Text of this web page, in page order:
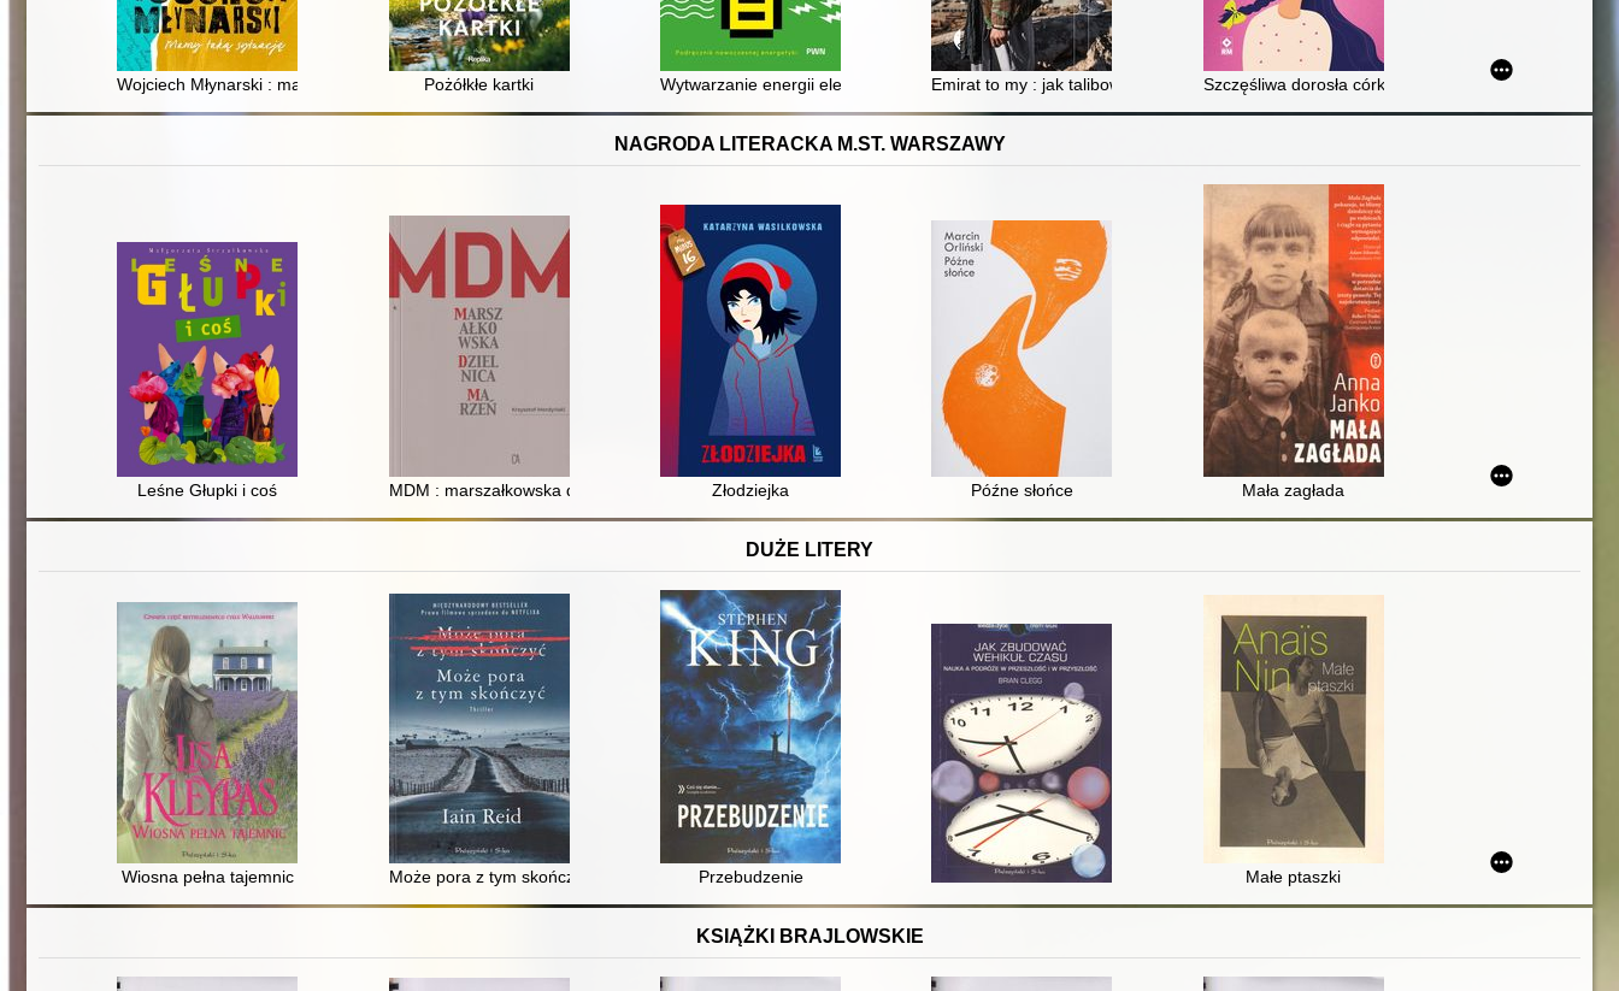
Wojciech Młynarski : mamy taką sytuacjęPożółkłe kartki Wytwarzanie energii elektrycznej i ciepła : podręcznik nowoczesnej energetyki
Emirat to my : jak talibowie odbijali AfganistanSzczęśliwa dorosła córka : uzdrawianie ran z
NAGRODA LITERACKA M.ST. WARSZAWY
Leśne Głupki i coś MDM : marszałkowska dzielnica marzeń Złodziejka Późne słońce Mała zagłada
DUŻE LITERY
Wiosna pełna tajemnic Może pora z tym skończyć Przebudzenie Małe ptaszki
KSIĄŻKI BRAJLOWSKIE